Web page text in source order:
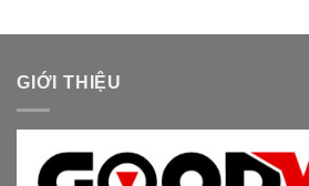
GIỚI THIỆU